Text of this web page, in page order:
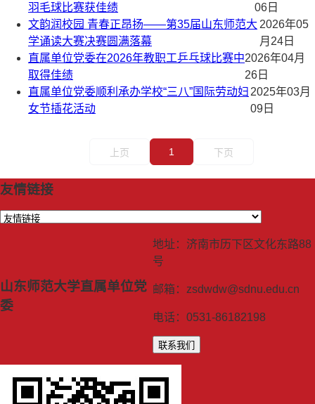
羽毛球比赛获佳绩
06日
文韵润校园 青春正昂扬——第35届山东师范大
学诵读大赛决赛圆满落幕
2026年05
月24日
直属单位党委在2026年教职工乒乓球比赛中
取得佳绩
2026年04月
26日
直属单位党委顺利承办学校“三八”国际劳动妇
女节插花活动
2025年03月
09日
上页 1 下页
友情链接
山东师范大学直属单位党
委
地址：济南市历下区文化东路88
号
邮箱：zsdwdw@sdnu.edu.cn
电话：0531-86182198
联系我们